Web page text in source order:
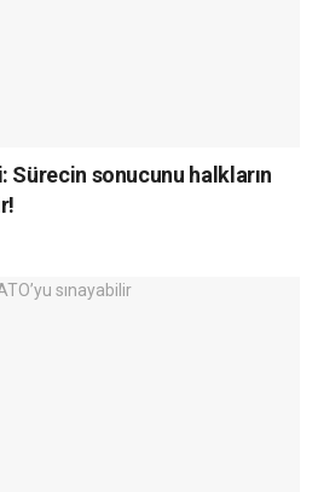
Sürecin sonucunu halkların